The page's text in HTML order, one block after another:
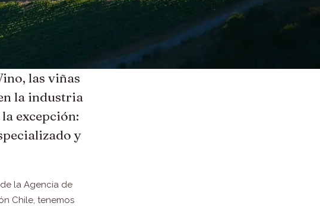
las viñas
la industria
excepción:
y
la Agencia de
Chile, tenemos